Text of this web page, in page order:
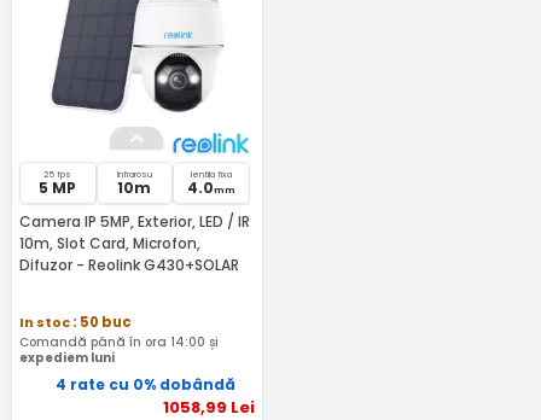
25 fps
5 MP
Infrarosu
10m
lentila fixa
4.0mm
Camera IP 5MP, Exterior, LED / IR
10m, Slot Card, Microfon,
Difuzor - Reolink G430+SOLAR
In stoc: 50 buc
Comandă până în ora 14:00 și
expediem luni
4 rate cu 0% dobândă
1058,99 Lei